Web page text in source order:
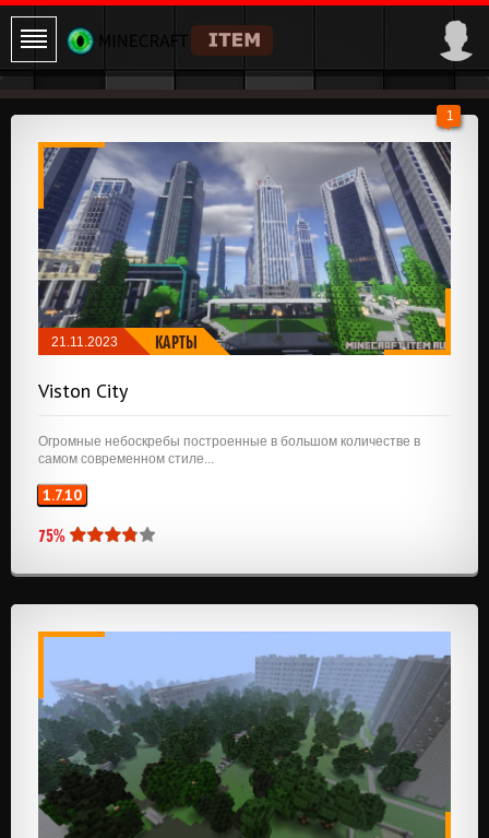
21.11.2023 КАРТЫ
Viston City
Огромные небоскребы построенные в большом количестве в
самом современном стиле...
1.7.10
1
75%